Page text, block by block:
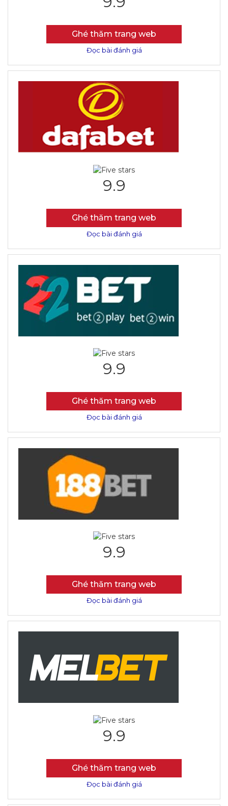
Ghé thăm trang web
Đọc bài đánh giá
9.9
Ghé thăm trang web
Đọc bài đánh giá
9.9
Ghé thăm trang web
Đọc bài đánh giá
9.9
Ghé thăm trang web
Đọc bài đánh giá
9.9
Ghé thăm trang web
Đọc bài đánh giá